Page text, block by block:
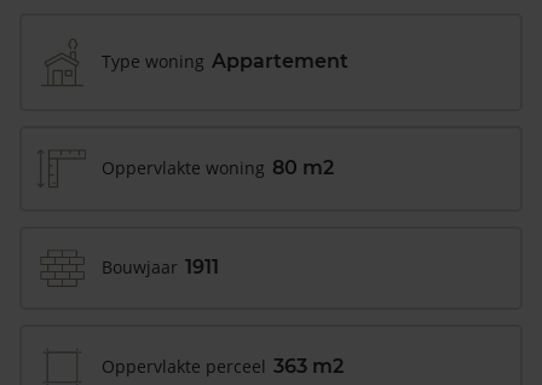
Type woning Appartement
Oppervlakte woning 80 m2
Bouwjaar 1911
Oppervlakte perceel 363 m2